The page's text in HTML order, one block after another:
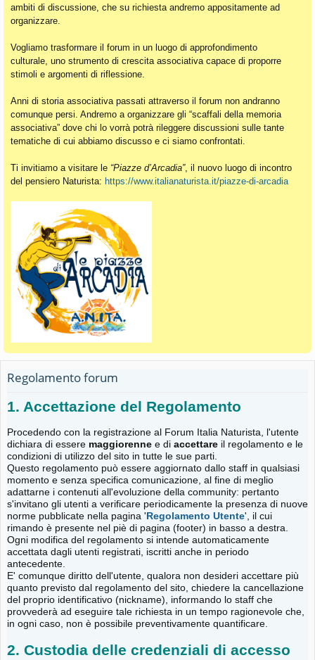
ambiti di discussione, che su richiesta andremo appositamente ad
organizzare.
Vogliamo trasformare il forum in un luogo di approfondimento
culturale, uno strumento di crescita associativa capace di proporre
stimoli e argomenti di riflessione.
Anni di storia associativa passati attraverso il forum non andranno
comunque persi. Andremo a organizzare gli “scaffali della memoria
associativa” dove chi lo vorrà potrà rileggere discussioni sulle tante
tematiche di cui abbiamo discusso e ci siamo confrontati.
Ti invitiamo a visitare le “Piazze d’Arcadia”, il nuovo luogo di incontro
del pensiero Naturista: https://www.italianaturista.it/piazze-di-arcadia
Regolamento forum
1. Accettazione del Regolamento
Procedendo con la registrazione al Forum Italia Naturista, l'utente
dichiara di essere maggiorenne e di accettare il regolamento e le
condizioni di utilizzo del sito in tutte le sue parti.
Questo regolamento può essere aggiornato dallo staff in qualsiasi
momento e senza specifica comunicazione, al fine di meglio
adattarne i contenuti all'evoluzione della community: pertanto
s'invitano gli utenti a verificare periodicamente la presenza di nuove
norme pubblicate nella pagina ' Regolamento Utente', il cui
rimando è presente nel piè di pagina (footer) in basso a destra.
Ogni modifica del regolamento si intende automaticamente
accettata dagli utenti registrati, iscritti anche in periodo
antecedente.
E' comunque diritto dell'utente, qualora non desideri accettare più
quanto previsto dal regolamento del sito, chiedere la cancellazione
del proprio identificativo (nickname), informando lo staff che
provvederà ad eseguire tale richiesta in un tempo ragionevole che,
in ogni caso, non è possibile preventivamente quantificare.
2. Custodia delle credenziali di accesso